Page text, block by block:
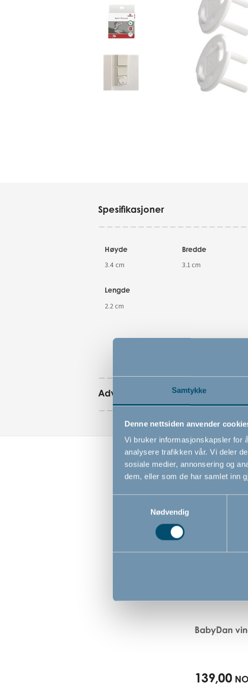
Samtykke
Denne nettsiden anvender
Vi bruker informasjonskapsler for
analysere trafikken vår. Vi deler
sosiale medier, annonsering og
dem, eller som de har samlet inn
Nødvendig
Spesifikasjoner
Høyde
3.4 cm
Bredde
3.1 cm
Lengde
2.2 cm
Advarsler
BabyDan
139,00